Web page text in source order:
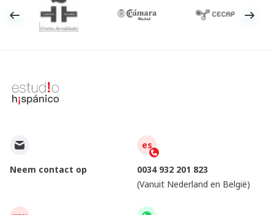
Neem contact op
es
0034 932 201 823
(Vanuit Nederland en België)